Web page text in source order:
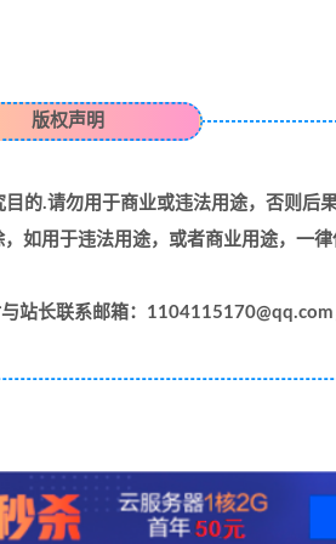
版权声明
的.请勿用于商业或违法用途，否则后
如用于违法用途，或者商业用途，一
站长联系邮箱：